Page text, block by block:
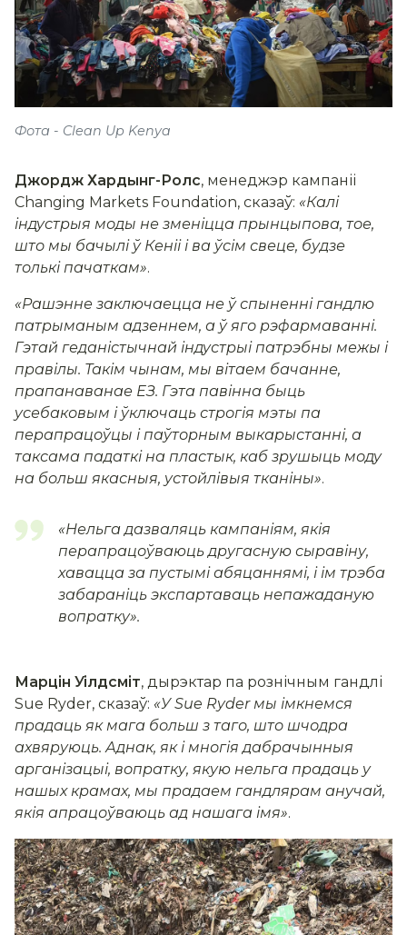
Фота - Clean Up Kenya
Джордж Хардынг-Ролс, менеджэр кампаніі
Changing Markets Foundation, сказаў: «Калі
індустрыя моды не зменіцца прынцыпова, тое,
што мы бачылі ў Кеніі і ва ўсім свеце, будзе
толькі пачаткам».
«Рашэнне заключаецца не ў спыненні гандлю
патрыманым адзеннем, а ў яго рэфармаванні.
Гэтай геданістычнай індустрыі патрэбны межы і
правілы. Такім чынам, мы вітаем бачанне,
прапанаванае ЕЗ. Гэта павінна быць
усебаковым і ўключаць строгія мэты па
перапрацоўцы і паўторным выкарыстанні, а
таксама падаткі на пластык, каб зрушыць моду
на больш якасныя, устойлівыя тканіны».
«Нельга дазваляць кампаніям, якія
перапрацоўваюць другасную сыравіну,
хавацца за пустымі абяцаннямі, і ім трэба
забараніць экспартаваць непажаданую
вопратку».
Марцін Уілдсміт, дырэктар па рознічным гандлі
Sue Ryder, сказаў: «У Sue Ryder мы імкнемся
прадаць як мага больш з таго, што шчодра
ахвяруюць. Аднак, як і многія дабрачынныя
арганізацыі, вопратку, якую нельга прадаць у
нашых крамах, мы прадаем гандлярам анучай,
якія апрацоўваюць ад нашага імя».